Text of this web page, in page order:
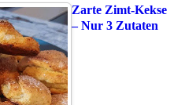
Zarte Zimt-Kekse
– Nur 3 Zutaten